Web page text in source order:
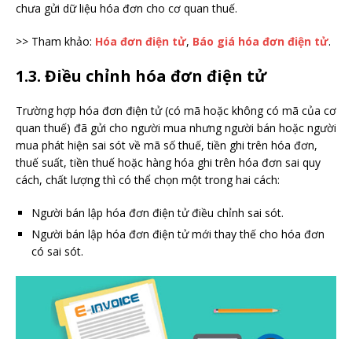
chưa gửi dữ liệu hóa đơn cho cơ quan thuế.
>> Tham khảo: Hóa đơn điện tử, Báo giá hóa đơn điện tử.
1.3. Điều chỉnh hóa đơn điện tử
Trường hợp hóa đơn điện tử (có mã hoặc không có mã của cơ
quan thuế) đã gửi cho người mua nhưng người bán hoặc người
mua phát hiện sai sót về mã số thuế, tiền ghi trên hóa đơn,
thuế suất, tiền thuế hoặc hàng hóa ghi trên hóa đơn sai quy
cách, chất lượng thì có thể chọn một trong hai cách:
Người bán lập hóa đơn điện tử điều chỉnh sai sót.
Người bán lập hóa đơn điện tử mới thay thế cho hóa đơn
có sai sót.